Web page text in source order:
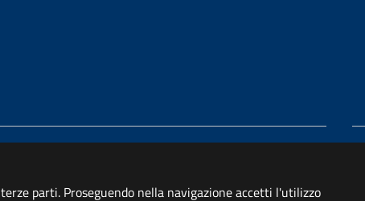
parti. Proseguendo nella navigazione accetti l'utilizzo